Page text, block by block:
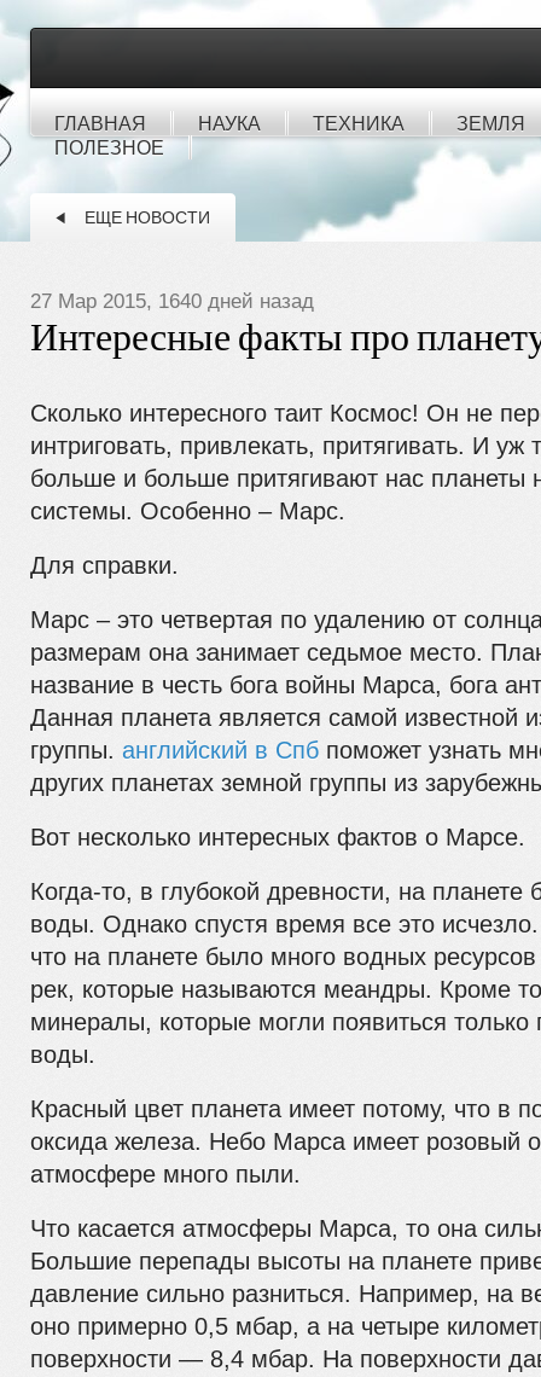
ГЛАВНАЯ НАУКА ТЕХНИКА
ЗЕМЛЯ
ПОЛЕЗНОЕ
ЕЩЕ НОВОСТИ
27 Мар 2015, 1640 дней назад
Интересные факты про
Сколько интересного таит Космос! Он не
интриговать, привлекать, притягивать. И уж
больше и больше притягивают нас планеты
системы. Особенно – Марс.
Для справки.
Марс – это четвертая по удалению от
размерам она занимает седьмое место.
название в честь бога войны Марса, бога
Данная планета является самой известной
группы. английский в Спб поможет узнать
других планетах земной группы из
Вот несколько интересных фактов о Марсе.
Когда-то, в глубокой древности, на планете
воды. Однако спустя время все это
что на планете было много водных
рек, которые называются меандры. Кроме
минералы, которые могли появиться только
воды.
Красный цвет планета имеет потому, что в
оксида железа. Небо Марса имеет розовый
атмосфере много пыли.
Что касается атмосферы Марса, то она
Большие перепады высоты на планете
давление сильно разниться. Например, на
оно примерно 0,5 мбар, а на четыре
поверхности — 8,4 мбар. На поверхности